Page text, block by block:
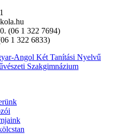
(06 1 322 7694)
1 322 6833)